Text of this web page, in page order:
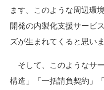
ます。このような周辺環
開発の内製化支援サービ
ズが生まれてくると思いま
そして、このようなサ
構造」「一括請負契約」